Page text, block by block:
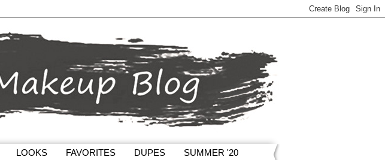
LOOKS FAVORITES DUPES
SUMMER '20